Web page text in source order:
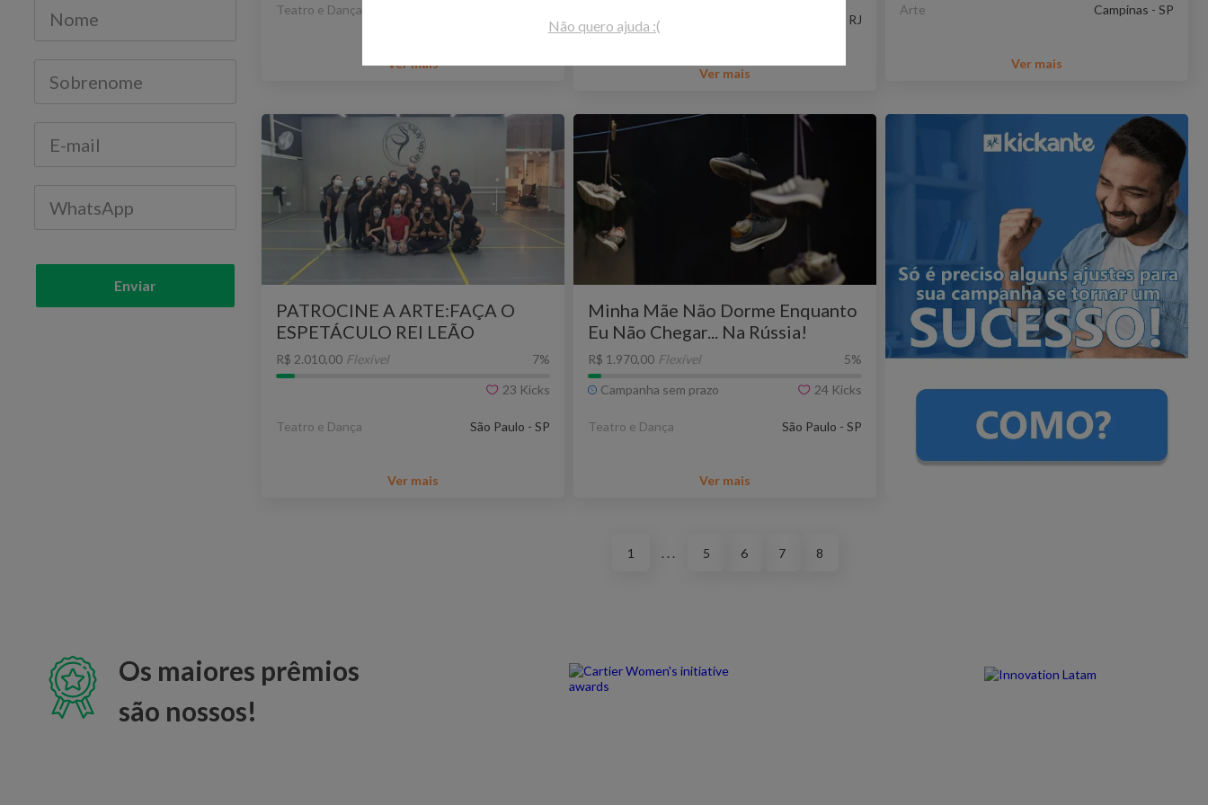
Teatro e Dança
Ver mais
Teatro e Dança Rio de Janeiro - RJ
Ver mais
Arte Campinas - SP
Ver mais
PATROCINE A ARTE:FAÇA O
ESPETÁCULO REI LEÃO
ACONTECER!
R$ 2.010,00 Flexível 7%
23 Kicks
Teatro e Dança São Paulo - SP
Ver mais
Minha Mãe Não Dorme Enquanto
Eu Não Chegar... Na Rússia!
R$ 1.970,00 Flexível 5%
Campanha sem prazo
24 Kicks
Teatro e Dança São Paulo - SP
Ver mais
1 . . . 5 6 7 8
Enviar
Os maiores prêmios
são nossos!
Não quero ajuda :(